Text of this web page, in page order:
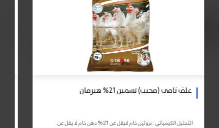
علف نامي (محبب) تسمين 21% هيرمان
التحليل الكيميائي : بروتين خام لايقل عن 21% دهن خام لا يقل عن